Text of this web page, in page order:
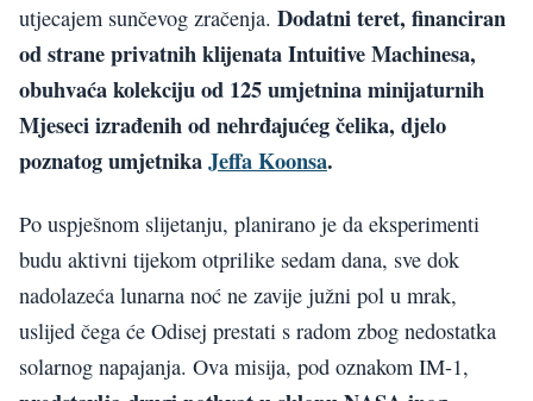
utjecajem sunčevog zračenja. Dodatni teret, financiran
od strane privatnih klijenata Intuitive Machinesa,
obuhvaća kolekciju od 125 umjetnina minijaturnih
Mjeseci izrađenih od nehrđajućeg čelika, djelo
poznatog umjetnikaJeffa Koonsa.
Po uspješnom slijetanju, planirano je da eksperimenti
budu aktivni tijekom otprilike sedam dana, sve dok
nadolazeća lunarna noć ne zavije južni pol u mrak,
uslijed čega će Odisej prestati s radom zbog nedostatka
solarnog napajanja. Ova misija, pod oznakom IM-1,